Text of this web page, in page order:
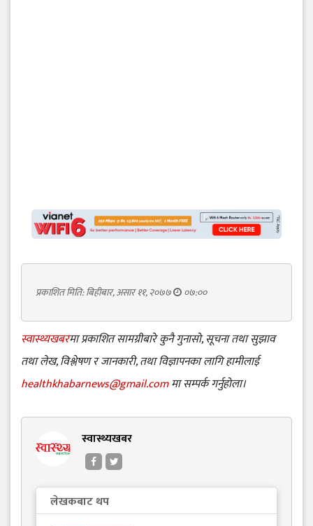
प्रकाशित मिति: बिहीबार, असार ११, २०७७ ०७:००
स्वास्थ्यखबरमा प्रकाशित सामग्रीबारे कुनै गुनासो, सूचना तथा सुझाव
तथा लेख, विश्लेषण र जानकारी, तथा विज्ञापनका लागि हामीलाई
healthkhabarnews@gmail.comमा सम्पर्क गर्नुहोला।
स्वास्थ्यखबर
लेखकबाट थप